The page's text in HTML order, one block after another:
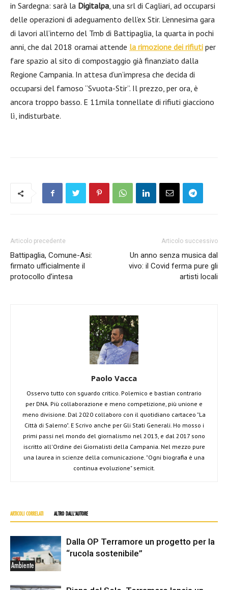
in Sardegna: sarà la Digitalpa, una srl di Cagliari, ad occuparsi
delle operazioni di adeguamento dell’ex Stir. L’ennesima gara
di lavori all’interno del Tmb di Battipaglia, la quarta in pochi
anni, che dal 2018 oramai attende la rimozione dei rifiuti per
fare spazio al sito di compostaggio già finanziato dalla
Regione Campania. In attesa d’un’impresa che decida di
occuparsi del famoso “Svuota-Stir”. Il prezzo, per ora, è
ancora troppo basso. E 11mila tonnellate di rifiuti giacciono
lì, indisturbate.
Articolo precedente
Battipaglia, Comune-Asi:
firmato ufficialmente il
protocollo d’intesa
Articolo successivo
Un anno senza musica dal
vivo: il Covid ferma pure gli
artisti locali
Paolo Vacca
Osservo tutto con sguardo critico. Polemico e bastian contrario
per DNA. Più collaborazione e meno competizione, più unione e
meno divisione. Dal 2020 collaboro con il quotidiano cartaceo "La
Città di Salerno". E Scrivo anche per Gli Stati Generali. Ho mosso i
primi passi nel mondo del giornalismo nel 2013, e dal 2017 sono
iscritto all'Ordine dei Giornalisti della Campania. Nel mezzo pure
una laurea in scienze della comunicazione. "Ogni biografia è una
continua evoluzione" semicit.
ARTICOLI CORRELATI ALTRO DALL'AUTORE
Ambiente
Dalla OP Terramore un progetto per la
“rucola sostenibile”